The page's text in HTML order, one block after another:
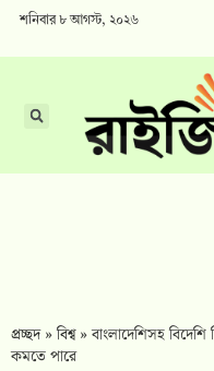
শনিবার ৮ আগস্ট, ২০২৬
প্রচ্ছদ»বিশ্ব»বাংলাদেশিসহ বিদেশি
কমতে পারে